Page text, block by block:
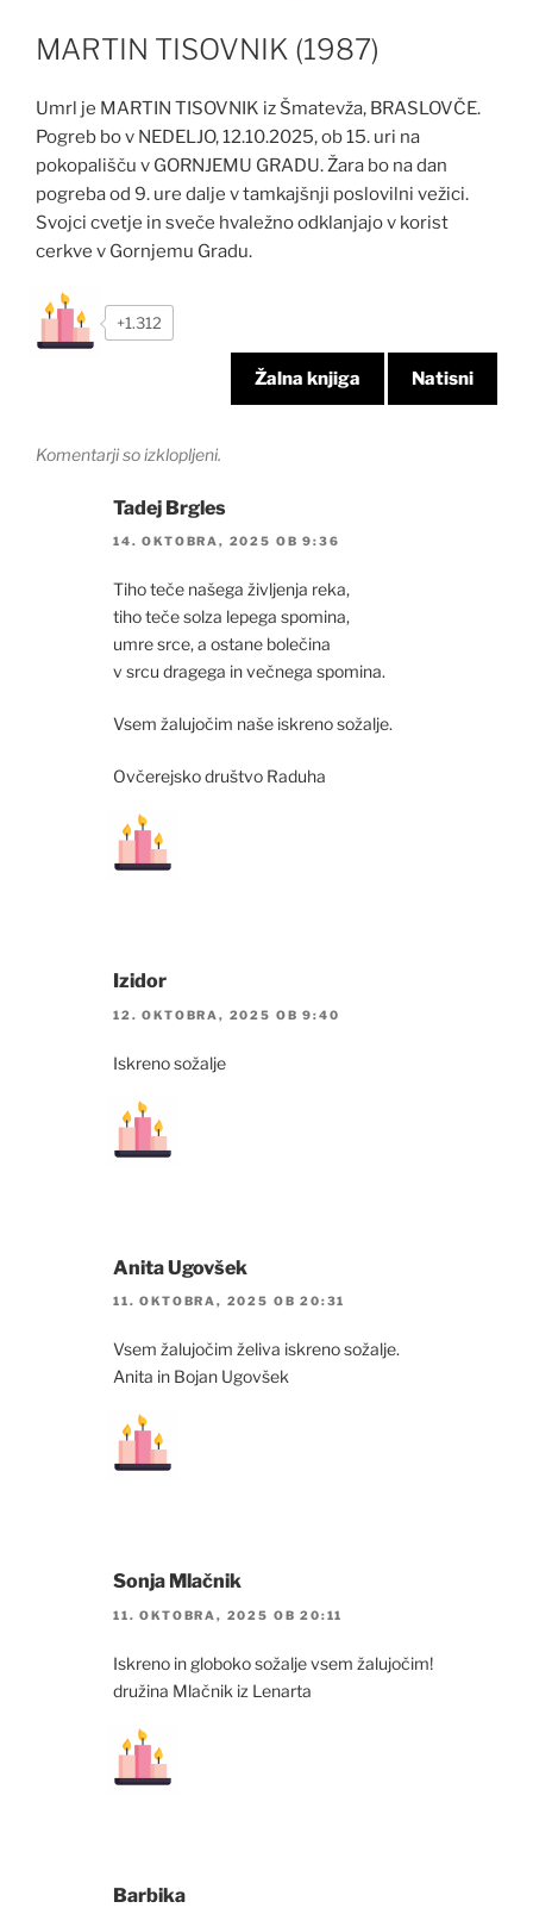
MARTIN TISOVNIK (1987)
Umrl je MARTIN TISOVNIK iz Šmatevža, BRASLOVČE.
Pogreb bo v NEDELJO, 12.10.2025, ob 15. uri na
pokopališču v GORNJEMU GRADU. Žara bo na dan
pogreba od 9. ure dalje v tamkajšnji poslovilni vežici.
Svojci cvetje in sveče hvaležno odklanjajo v korist
cerkve v Gornjemu Gradu.
+1.312
Žalna knjiga Natisni
Tadej Brgles
14. OKTOBRA, 2025 OB 9:36
Tiho teče našega življenja reka,
tiho teče solza lepega spomina,
umre srce, a ostane bolečina
v srcu dragega in večnega spomina.
Vsem žalujočim naše iskreno sožalje.
Ovčerejsko društvo Raduha
Izidor
12. OKTOBRA, 2025 OB 9:40
Iskreno sožalje
Anita Ugovšek
11. OKTOBRA, 2025 OB 20:31
Vsem žalujočim želiva iskreno sožalje.
Anita in Bojan Ugovšek
Sonja Mlačnik
11. OKTOBRA, 2025 OB 20:11
Iskreno in globoko sožalje vsem žalujočim!
družina Mlačnik iz Lenarta
Barbika
Komentarji so izklopljeni.